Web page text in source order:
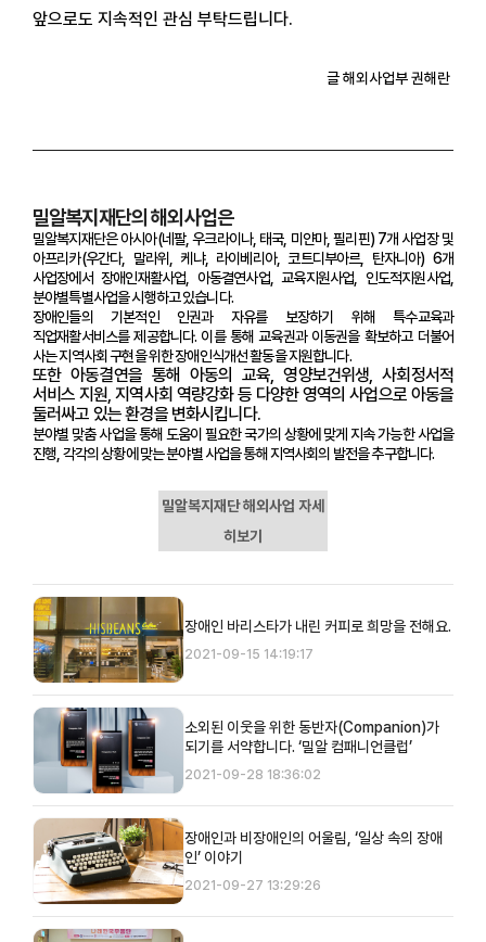
앞으로도 지속적인 관심 부탁드립니다.
글 해외사업부 권해란
밀알복지재단의 해외사업은
밀알복지재단은 아시아(네팔, 우크라이나, 태국, 미얀마, 필리핀) 7개 사업장 및
아프리카(우간다, 말라위, 케냐, 라이베리아, 코트디부아르, 탄자니아) 6개
사업장에서 장애인재활사업, 아동결연사업, 교육지원사업, 인도적지원사업,
분야별특별사업을 시행하고 있습니다.
장애인들의 기본적인 인권과 자유를 보장하기 위해 특수교육과
직업재활서비스를 제공합니다. 이를 통해 교육권과 이동권을 확보하고 더불어
사는 지역사회 구현을 위한 장애인식개선 활동을 지원합니다.
또한 아동결연을 통해 아동의 교육, 영양보건위생, 사회정서적
서비스 지원, 지역사회 역량강화 등 다양한 영역의 사업으로 아동을
둘러싸고 있는 환경을 변화시킵니다.
분야별 맞춤 사업을 통해 도움이 필요한 국가의 상황에 맞게 지속 가능한 사업을
진행, 각각의 상황에 맞는 분야별 사업을 통해 지역사회의 발전을 추구합니다.
밀알복지재단 해외사업 자세
히보기
장애인 바리스타가 내린 커피로 희망을 전해요.
2021-09-15 14:19:17
소외된 이웃을 위한 동반자(Companion)가
되기를 서약합니다. ‘밀알 컴패니언클럽’
2021-09-28 18:36:02
장애인과 비장애인의 어울림, ‘일상 속의 장애
인’ 이야기
2021-09-27 13:29:26